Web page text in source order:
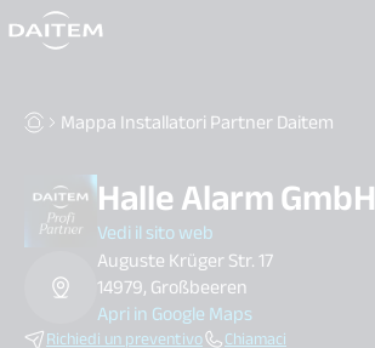
search.label
Mappa Installatori Partner Daitem
Halle Alarm GmbH
Vedi il sito web
Auguste Krüger Str. 17
14979, Großbeeren
Apri in Google Maps
Richiedi un preventivo Chiamaci